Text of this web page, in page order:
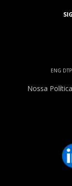
ENG
Nossa